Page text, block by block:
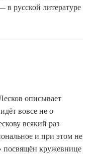
русской литературе
описывает
вовсе не о
всякий раз
и при этом не
посвящён кружевнице